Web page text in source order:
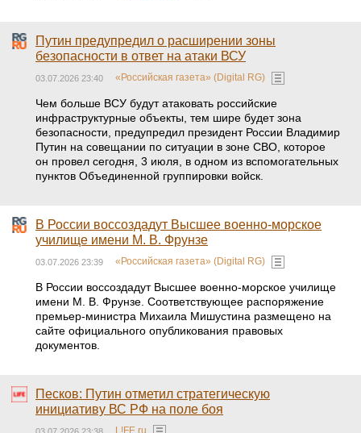
Путин предупредил о расширении зоны
безопасности в ответ на атаки ВСУ
03.07.2026 23:40 «Российская газета» (Digital RG)
Чем больше ВСУ будут атаковать российские
инфраструктурные объекты, тем шире будет зона
безопасности, предупредил президент России Владимир
Путин на совещании по ситуации в зоне СВО, которое
он провел сегодня, 3 июля, в одном из вспомогательных
пунктов Объединенной группировки войск.
В России воссоздадут Высшее военно-морское
училище имени М. В. Фрунзе
03.07.2026 23:39 «Российская газета» (Digital RG)
В России воссоздадут Высшее военно-морское училище
имени М. В. Фрунзе. Соответствующее распоряжение
премьер-министра Михаила Мишустина размещено на
сайте официального опубликования правовых
документов.
Песков: Путин отметил стратегическую
инициативу ВС РФ на поле боя
03.07.2026 23:38 L!FE.ru